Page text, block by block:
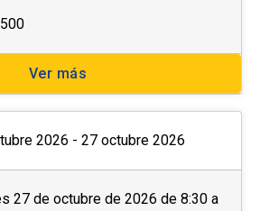
Ver más
2026 - 27 octubre 2026
27 de octubre de 2026 de 8:30 a